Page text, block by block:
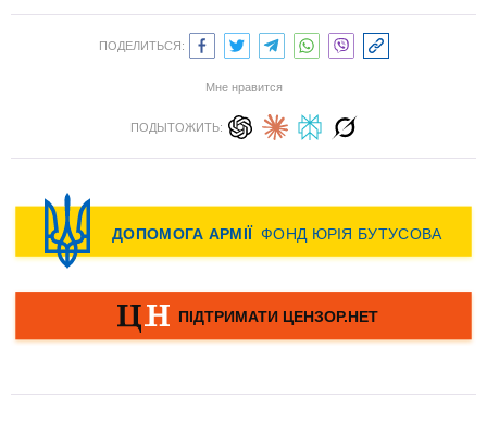
ПОДЕЛИТЬСЯ:
Мне нравится
ПОДЫТОЖИТЬ: